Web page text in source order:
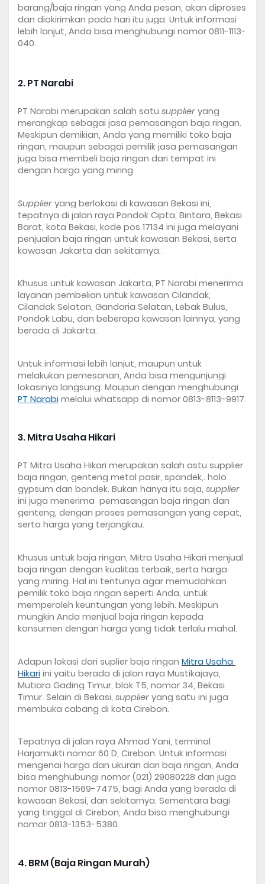
barang/baja ringan yang Anda pesan, akan diproses
dan diokirimkan pada hari itu juga. Untuk informasi
lebih lanjut, Anda bisa menghubungi nomor 0811-1113-
040.
2. PT Narabi
PT Narabi merupakan salah satu supplier yang
merangkap sebagai jasa pemasangan baja ringan.
Meskipun demikian, Anda yang memiliki toko baja
ringan, maupun sebagai pemilik jasa pemasangan
juga bisa membeli baja ringan dari tempat ini
dengan harga yang miring.
Supplier yang berlokasi di kawasan Bekasi ini,
tepatnya di jalan raya Pondok Cipta, Bintara, Bekasi
Barat, kota Bekasi, kode pos 17134 ini juga melayani
penjualan baja ringan untuk kawasan Bekasi, serta
kawasan Jakarta dan sekitarnya.
Khusus untuk kawasan Jakarta, PT Narabi menerima
layanan pembelian untuk kawasan Cilandak,
Cilandak Selatan, Gandaria Selatan, Lebak Bulus,
Pondok Labu, dan beberapa kawasan lainnya, yang
berada di Jakarta.
Untuk informasi lebih lanjut, maupun untuk
melakukan pemesanan, Anda bisa mengunjungi
PT Narabi melalui whatsapp di nomor 0813-8113-9917.
3. Mitra Usaha Hikari
PT Mitra Usaha Hikari merupakan salah astu supplier
baja ringan, genteng metal pasir, spandek,. holo
gypsum dan bondek. Bukan hanya itu saja, supplier
ini juga menerima  pemasangan baja ringan dan
genteng, dengan proses pemasangan yang cepat,
serta harga yang terjangkau.
Khusus untuk baja ringan, Mitra Usaha Hikari menjual
baja ringan dengan kualitas terbaik, serta harga
yang miring. Hal ini tentunya agar memudahkan
pemilik toko baja ringan seperti Anda, untuk
memperoleh keuntungan yang lebih. Meskipun
mungkin Anda menjual baja ringan kepada
konsumen dengan harga yang tidak terlalu mahal.
Adapun lokasi dari suplier baja ringan Mitra Usaha
Hikari ini yaitu berada di jalan raya Mustikajaya,
Mutiara Gading Timur, blok T5, nomor 34, Bekasi
Timur. Selain di Bekasi, supplier yang satu ini juga
membuka cabang di kota Cirebon.
Tepatnya di jalan raya Ahmad Yani, terminal
Harjamukti nomor 60 D, Cirebon. Untuk informasi
mengenai harga dan ukuran dari baja ringan, Anda
bisa menghubungi nomor (021) 29080228 dan juga
nomor 0813-1569-7475, bagi Anda yang berada di
kawasan Bekasi, dan sekitarnya. Sementara bagi
yang tinggal di Cirebon, Anda bisa menghubungi
nomor 0813-1353-5380.
4. BRM (Baja Ringan Murah)